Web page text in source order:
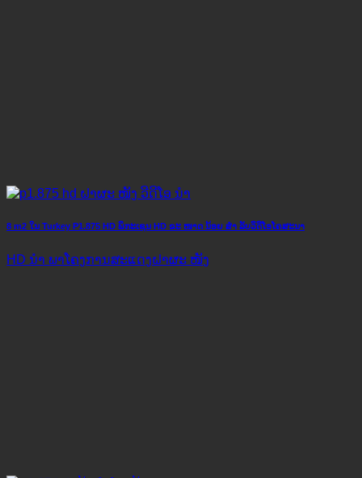
8 m2 ໃນ Turkey P1.875 HD ພິກະເຊນ HD ຂະ ໜາດ ນ້ອຍ ສຳ ລັບວິດີໂອໂຄສະນາ
HD ນຳ ພາໂຄງການສະແດງຝາຜະ ໜັງ